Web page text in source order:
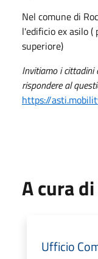
Nel comune di
l'edificio ex asilo
superiore)
Invitiamo i cittadini
rispondere al
https://
A cura di
Ufficio